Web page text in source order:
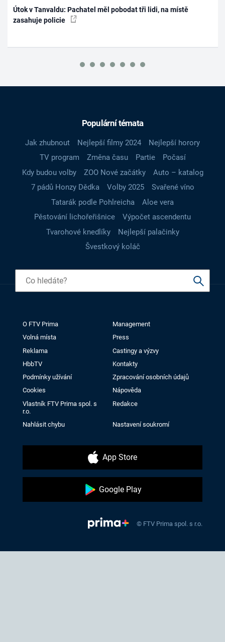
Útok v Tanvaldu: Pachatel měl pobodat tři lidi, na místě
zasahuje policie
Populární témata
Jak zhubnout Nejlepší filmy 2024
Nejlepší horory
TV program
Změna času Partie
Počasí
Kdy budou volby
ZOO Nové začátky
Auto – katalog
7 pádů Honzy Dědka
Volby 2025
Svařené víno
Tatarák podle Pohlreicha
Aloe vera
Pěstování lichořeřišnice
Výpočet ascendentu
Tvarohové knedlíky
Nejlepší palačinky
Švestkový koláč
O FTV Prima
Management
Volná místa
Press
Reklama
Castingy a výzvy
HbbTV
Kontakty
Podmínky užívání
Zpracování osobních údajů
Cookies
Nápověda
Vlastník FTV Prima spol. s
r.o.
Redakce
Nahlásit chybu Nastavení soukromí
App Store
Google Play
© FTV Prima spol. s r.o.